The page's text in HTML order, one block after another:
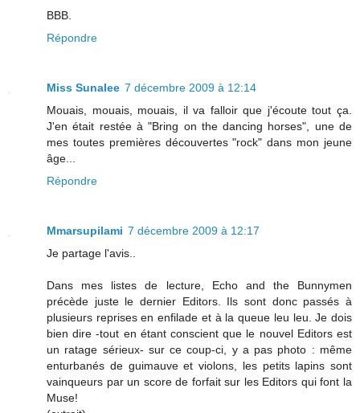
BBB.
Répondre
Miss Sunalee 7 décembre 2009 à 12:14
Mouais, mouais, mouais, il va falloir que j'écoute tout ça.
J'en était restée à "Bring on the dancing horses", une de
mes toutes premières découvertes "rock" dans mon jeune
âge...
Répondre
Mmarsupilami 7 décembre 2009 à 12:17
Je partage l'avis..
Dans mes listes de lecture, Echo and the Bunnymen
précède juste le dernier Editors. Ils sont donc passés à
plusieurs reprises en enfilade et à la queue leu leu. Je dois
bien dire -tout en étant conscient que le nouvel Editors est
un ratage sérieux- sur ce coup-ci, y a pas photo : même
enturbanés de guimauve et violons, les petits lapins sont
vainqueurs par un score de forfait sur les Editors qui font la
Muse!